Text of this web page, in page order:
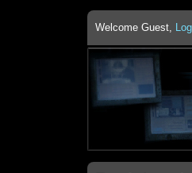
Welcome Guest,